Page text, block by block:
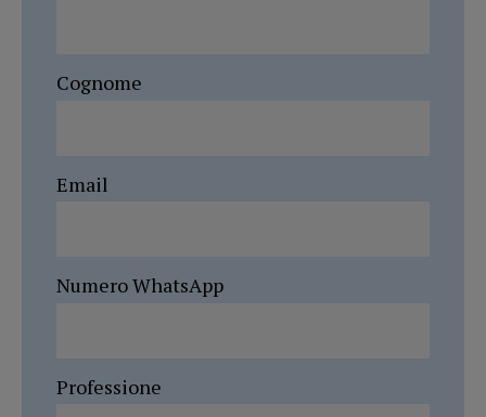
Cognome
Email
Numero WhatsApp
Professione